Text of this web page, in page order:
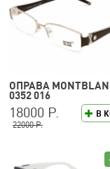
ОПРАВА
0352 016
В
18000 Р.
22000 Р.